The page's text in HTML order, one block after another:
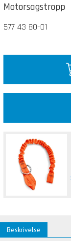
Motorsagstropp
577 43 80-01
Beskrivelse